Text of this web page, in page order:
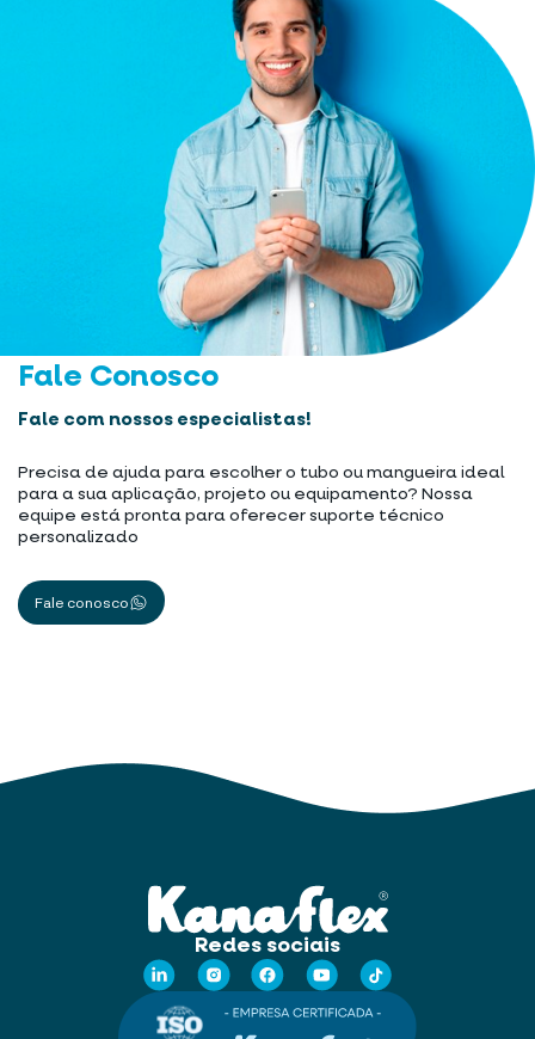
Fale Conosco
Fale com nossos especialistas!
Precisa de ajuda para escolher o tubo ou mangueira ideal
para a sua aplicação, projeto ou equipamento? Nossa
equipe está pronta para oferecer suporte técnico
personalizado
Fale conosco
Redes sociais